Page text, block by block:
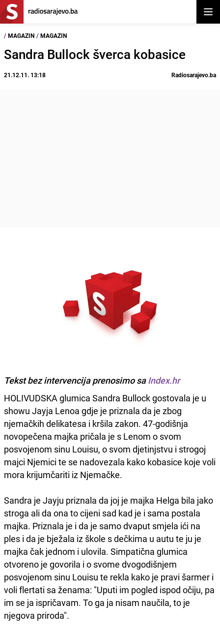
/ MAGAZIN / MAGAZIN
Sandra Bullock šverca kobasice
21.12.11. 13:18 Radiosarajevo.ba
Tekst bez intervencija prenosimo saIndex.hr
HOLIVUDSKA glumica Sandra Bullock gostovala je u
showu Jayja Lenoa gdje je priznala da je zbog
njemačkih delikatesa i kršila zakon. 47-godišnja
novopečena majka pričala je s Lenom o svom
posvojenom sinu Louisu, o svom djetinjstvu i strogoj
majci Njemici te se nadovezala kako kobasice koje voli
mora krijumčariti iz Njemačke.
Sandra je Jayju priznala da joj je majka Helga bila jako
stroga ali da ona to cijeni sad kad je i sama postala
majka. Priznala je i da je samo dvaput smjela ići na
ples i da je bježala iz škole s dečkima u autu te ju je
majka čak jednom i ulovila. Simpatična glumica
otvoreno je govorila i o svome dvogodišnjem
posvojenom sinu Louisu te rekla kako je pravi šarmer i
voli flertati sa ženama: "Uputi im pogled ispod očiju, pa
im se ja ispričavam. To ga ja nisam naučila, to je
njegova priroda".